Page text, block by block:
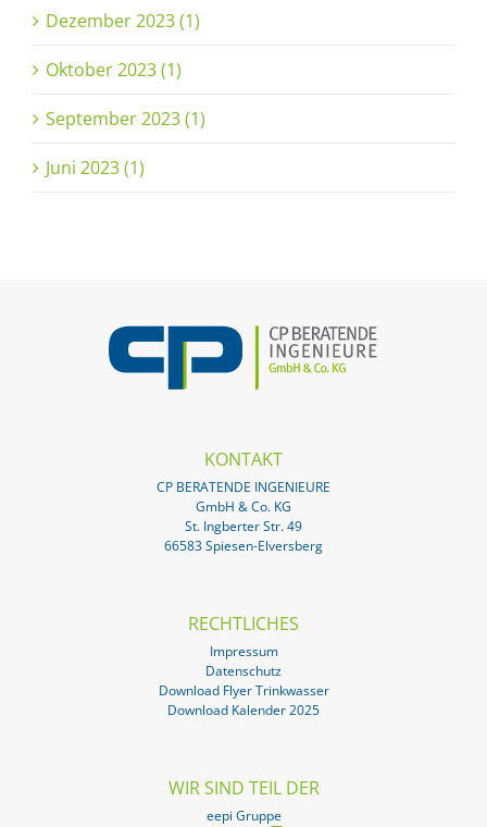
Dezember 2023 (1)
Oktober 2023 (1)
September 2023 (1)
Juni 2023 (1)
KONTAKT
CP BERATENDE INGENIEURE
GmbH & Co. KG
St. Ingberter Str. 49
66583 Spiesen-Elversberg
RECHTLICHES
Impressum
Datenschutz
Download Flyer Trinkwasser
Download Kalender 2025
WIR SIND TEIL DER
eepi Gruppe